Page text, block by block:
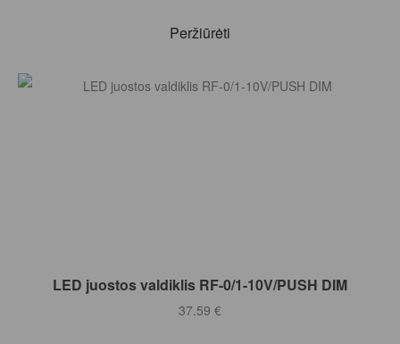
Peržiūrėti
Į KREPŠELĮ
LED juostos valdiklis RF-0/1-10V/PUSH DIM
37.59 €